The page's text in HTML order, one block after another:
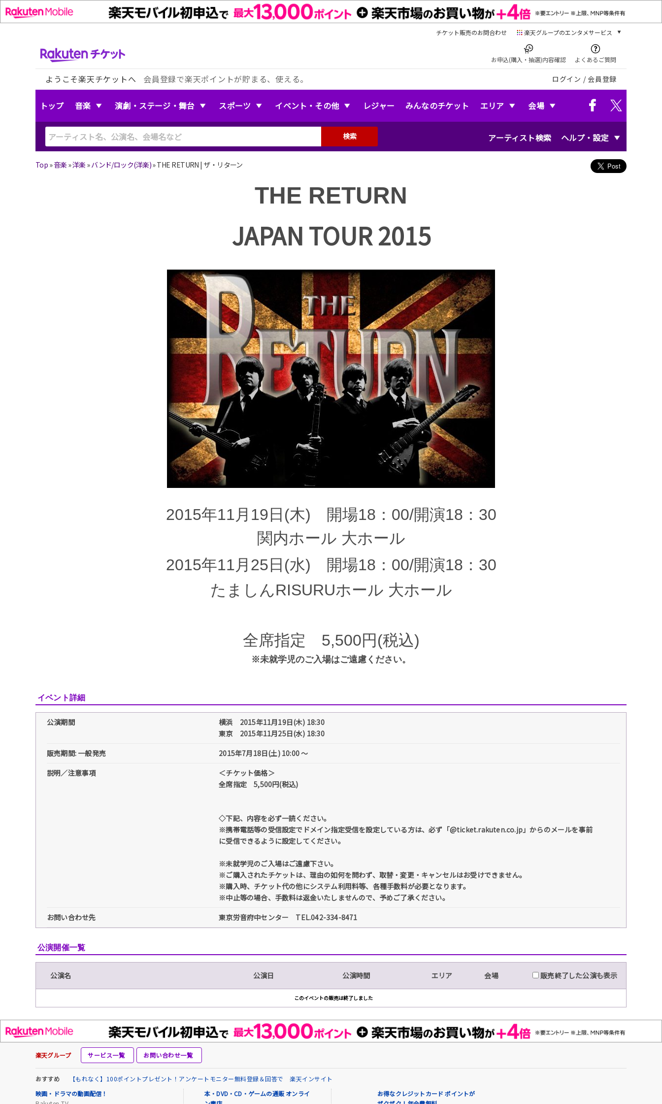
チケット販売のお問合わせ 楽天グループのエンタメサービス
本/ゲーム/CD/DVD
楽天ブックス
電子書籍
楽天Kobo
音楽配信
お申込(購入・抽選)内容確認 よくあるご質問
ようこそ楽天チケットへ 会員登録で楽天ポイントが貯まる、使える。 ログイン / 会員登録
トップ 音楽 演劇・ステージ・舞台 スポーツ イベント・その他 レジャー みんなのチケット エリア 会場
アーティスト検索 ヘルプ・設定
検索
Top »音楽 »洋楽 »バンド/ロック(洋楽)»THE RETURN | ザ・リターン
THE RETURN
JAPAN TOUR 2015
2015年11月19日(木)
開場18：00/開演18：30
関内ホール 大ホール
2015年11月25日(水)
開場18：00/開演18：30
たましんRISURUホール 大ホール
全席指定 5,500円(税込)
※未就学児のご入場はご遠慮ください。
イベント詳細
公演期間
横浜 2015年11月19日(木) 18:30
東京 2015年11月25日(水) 18:30
販売期間: 一般発売
2015年7月18日(土) 10:00 〜
説明／注意事項
＜チケット価格＞
全席指定 5,500円(税込)
◇下記、内容を必ず一読ください。
※携帯電話等の受信設定でドメイン指定受信を設定している方は、必ず「@ticket.rakuten.co.jp」からのメールを事前
に受信できるように設定してください。
※未就学児のご入場はご遠慮下さい。
※ご購入されたチケットは、理由の如何を問わず、取替・変更・キャンセルはお受けできません。
※購入時、チケット代の他にシステム利用料等、各種手数料が必要となります。
※中止等の場合、手数料は返金いたしませんので、予めご了承ください。
お問い合わせ先
東京労音府中センター TEL.042-334-8471
公演開催一覧
公演名 公演日 公演時間 エリア 会場 販売終了した公演も表示
このイベントの販売は終了しました
楽天グループ サービス一覧 お問い合わせ一覧
おすすめ
【もれなく】100ポイントプレゼント！アンケートモニター無料登録＆回答で 楽天インサイト
映画・ドラマの動画配信！
本・DVD・CD・ゲームの通販 オンライ
お得なクレジットカード ポイントが